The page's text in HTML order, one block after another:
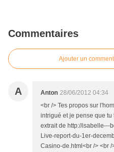
Commentaires
Ajouter un
A Anton 28/06/2012 04:34
<br /> Tes propos sur
intrigué et je pense que
extrait de http://isabelle---
Live-report-du-1er-
Casino-de.html<br /> <br